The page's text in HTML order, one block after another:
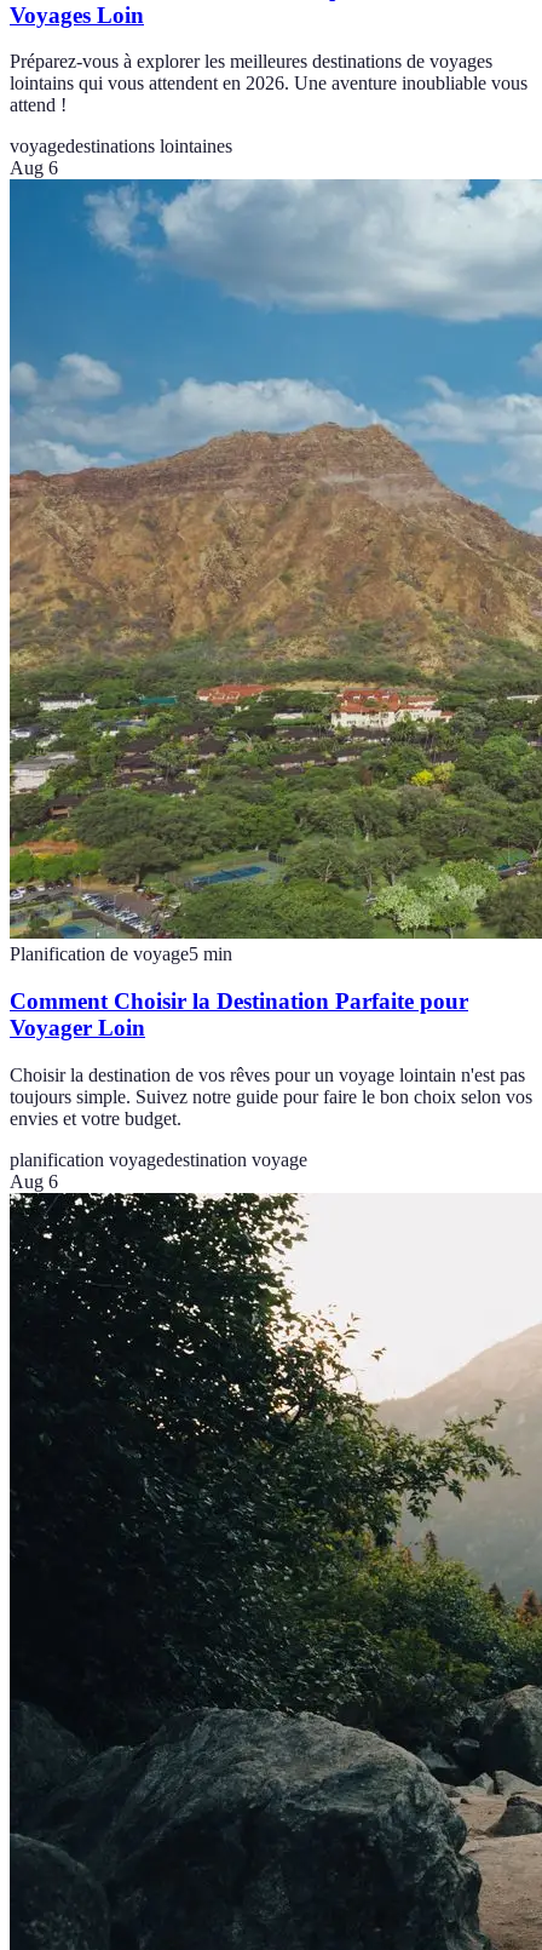
Voyages Loin
Préparez-vous à explorer les meilleures destinations de voyages
lointains qui vous attendent en 2026. Une aventure inoubliable vous
attend !
voyagedestinations lointaines
Aug 6
Planification de voyage5 min
Comment Choisir la Destination Parfaite pour
Voyager Loin
Choisir la destination de vos rêves pour un voyage lointain n'est pas
toujours simple. Suivez notre guide pour faire le bon choix selon vos
envies et votre budget.
planification voyagedestination voyage
Aug 6